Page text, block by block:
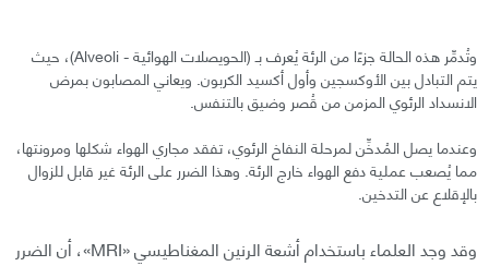
وتُدمِّر هذه الحالة جزءًا من الرئة يُعرف بـ (الحويصلات الهوائية - Alveoli)، حيث
يتم التبادل بين الأوكسجين وأول أكسيد الكربون. ويعاني المصابون بمرض
الانسداد الرئوي المزمن من قُصر وضيق بالتنفس.
وعندما يصل المُدخِّن لمرحلة النفاخ الرئوي، تفقد مجاري الهواء شكلها ومرونتها،
مما يُصعب عملية دفع الهواء خارج الرئة. وهذا الضرر على الرئة غير قابل للزوال
بالإقلاع عن التدخين.
وقد وجد العلماء باستخدام أشعة الرنين المغناطيسي «MRI»، أن الضرر